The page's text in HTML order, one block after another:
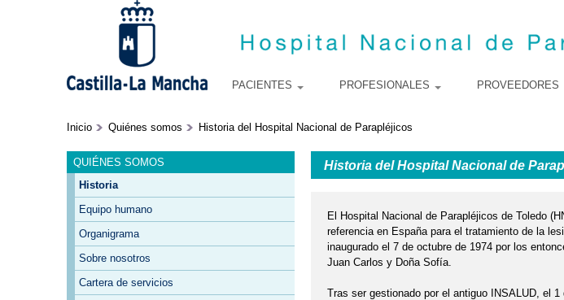
principal
PACIENTES PROFESIONALES PROVEEDORES
Inicio Quiénes somos Historia del Hospital Nacional de Parapléjicos
QUIÉNES SOMOS
Historia
Equipo humano
Organigrama
Sobre nosotros
Cartera de servicios
Historia del Hospital Nacional de
El Hospital Nacional de Parapléjicos de Toledo
referencia en España para el tratamiento de la
inaugurado el 7 de octubre de 1974 por los
Juan Carlos y Doña Sofía.
Tras ser gestionado por el antiguo INSALUD, el 1